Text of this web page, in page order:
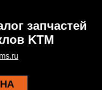
запчастей
KTM